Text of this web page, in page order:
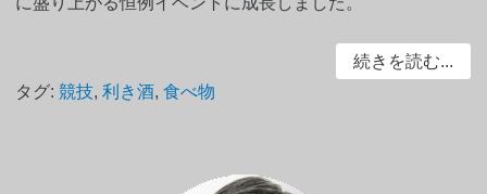
続きを読む...
タグ:競技,利き酒,食べ物